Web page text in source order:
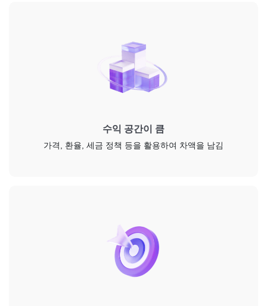
수익 공간이 큼
가격, 환율, 세금 정책 등을 활용하여 차액을 남김